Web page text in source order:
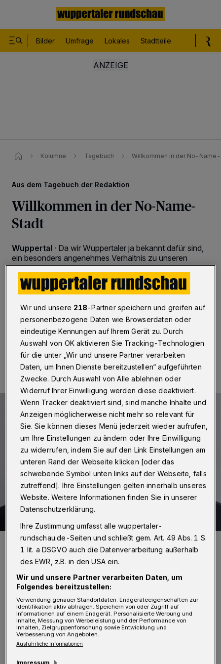
Bilder Umfrage Lokales Stadtteile
Kolumne Tagebuch Willkommen in der No-
Aus dem Tagebuch der Redaktion
Willkommen in der No-Name-
Stadt
Wuppertal · Da wir Wuppertaler ja bekannt dafür sind,
ein besonders angenehmes Verhältnis zu unseren
Nachbarstädten zu pflegen, möchte ich an dieser Stelle
diesmal einen herzlichen Gruß nach Haan entsenden.
Und den gut 30.000 Einwohnern bestätigen, dass sie
nicht nur dieselben A 46-Probleme wie wir, sondern
auch einen durchaus weisen Stadtrat haben.
23.06.2016 , 12:00 Uhr 2 Minuten Lesezeit
Rundschau-Redakteur Jörn Koldehoff.
Foto: Bettina Osswald
W arum das? Richtig: Das Plenum hat
jüngst beschlossen, die Kommune
offiziell "Gartenstadt" zu nennen und das
nicht nur auf der Homepage und dem
Wir und unsere 218-Partner speichern und greifen auf
personenbezogene Daten wie Browserdaten oder
eindeutige Kennungen auf Ihrem Gerät zu. Durch
Auswahl von OK aktivieren Sie Tracking-Technologien
für die unter „Wir und unsere Partner verarbeiten
Daten, um Ihnen Dienste bereitzustellen“ aufgeführten
Zwecke. Durch Auswahl von Alle ablehnen oder
Widerruf Ihrer Einwilligung werden diese deaktiviert.
Wenn Tracker deaktiviert sind, sind manche Inhalte und
Anzeigen möglicherweise nicht mehr so relevant für
Sie. Sie können dieses Menü jederzeit wieder aufrufen,
um Ihre Einstellungen zu ändern oder Ihre Einwilligung
zu widerrufen, indem Sie auf den Link Einstellungen am
unteren Rand der Webseite klicken [oder das
schwebende Symbol unten links auf der Webseite, falls
zutreffend]. Ihre Einstellungen gelten innerhalb unseres
Website. Weitere Informationen finden Sie in unserer
Datenschutzerklärung.
Ihre Zustimmung umfasst alle wuppertaler-
rundschau.de-Seiten und schließt gem. Art. 49 Abs. 1 S.
1 lit. a DSGVO auch die Datenverarbeitung außerhalb
des EWR, z.B. in den USA ein.
Wir und unsere Partner verarbeiten Daten, um
Folgendes bereitzustellen:
Verwendung genauer Standortdaten. Endgeräteeigenschaften zur
Identifikation aktiv abfragen. Speichern von oder Zugriff auf
Informationen auf einem Endgerät. Personalisierte Werbung und
Inhalte, Messung von Werbeleistung und der Performance von
Inhalten, Zielgruppenforschung sowie Entwicklung und
Verbesserung von Angeboten.
Ausführliche Informationen
Impressum